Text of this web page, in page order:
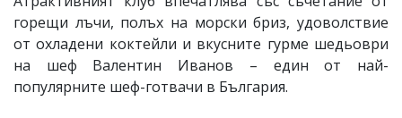
горещи лъчи, полъх на морски бриз, удоволствие
от охладени коктейли и вкусните гурме шедьоври
на шеф Валентин Иванов – един от най-
популярните шеф-готвачи в България.